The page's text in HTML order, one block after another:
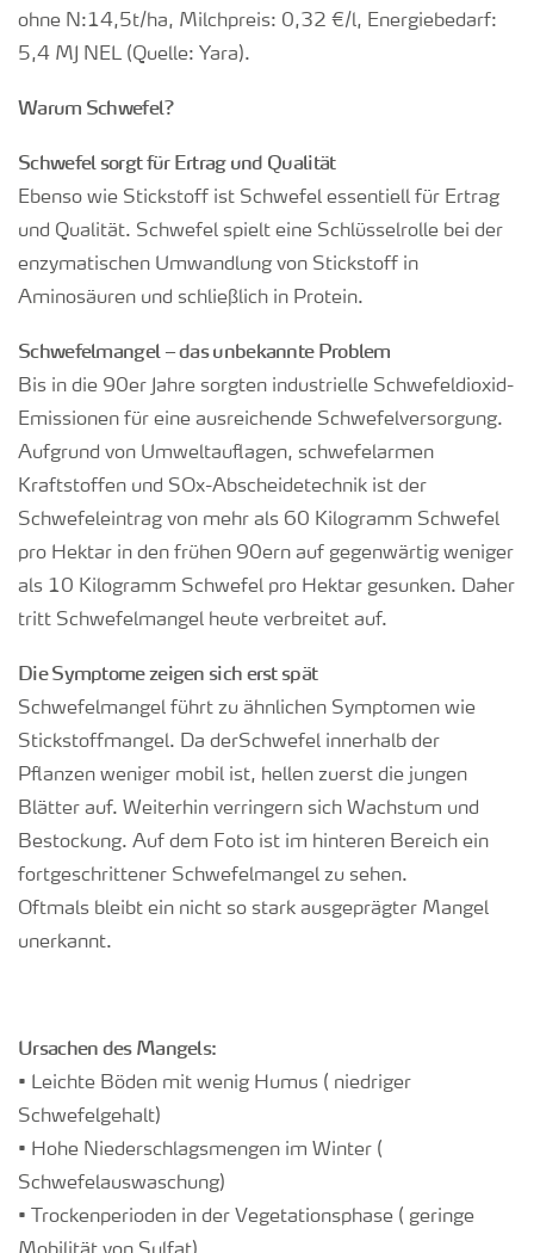
ohne N:14,5t/ha, Milchpreis: 0,32 €/l, Energiebedarf:
5,4 MJ NEL (Quelle: Yara).
Warum Schwefel?
Schwefel sorgt für Ertrag und Qualität
Ebenso wie Stickstoff ist Schwefel essentiell für Ertrag
und Qualität. Schwefel spielt eine Schlüsselrolle bei der
enzymatischen Umwandlung von Stickstoff in
Aminosäuren und schließlich in Protein.
Schwefelmangel – das unbekannte Problem
Bis in die 90er Jahre sorgten industrielle Schwefeldioxid-
Emissionen für eine ausreichende Schwefelversorgung.
Aufgrund von Umweltauflagen, schwefelarmen
Kraftstoffen und SOx-Abscheidetechnik ist der
Schwefeleintrag von mehr als 60 Kilogramm Schwefel
pro Hektar in den frühen 90ern auf gegenwärtig weniger
als 10 Kilogramm Schwefel pro Hektar gesunken. Daher
tritt Schwefelmangel heute verbreitet auf.
Die Symptome zeigen sich erst spät
Schwefelmangel führt zu ähnlichen Symptomen wie
Stickstoffmangel. Da derSchwefel innerhalb der
Pflanzen weniger mobil ist, hellen zuerst die jungen
Blätter auf. Weiterhin verringern sich Wachstum und
Bestockung. Auf dem Foto ist im hinteren Bereich ein
fortgeschrittener Schwefelmangel zu sehen.
Oftmals bleibt ein nicht so stark ausgeprägter Mangel
unerkannt.
Ursachen des Mangels:
• Leichte Böden mit wenig Humus ( niedriger
Schwefelgehalt)
• Hohe Niederschlagsmengen im Winter (
Schwefelauswaschung)
• Trockenperioden in der Vegetationsphase ( geringe